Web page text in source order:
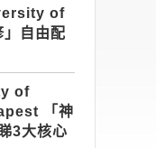
of
自由配
of
「神
3大核心